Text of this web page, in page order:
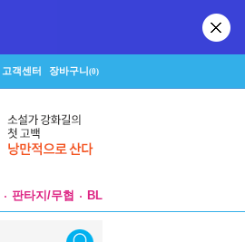
고객센터 장바구니(0)
판타지/무협 BL